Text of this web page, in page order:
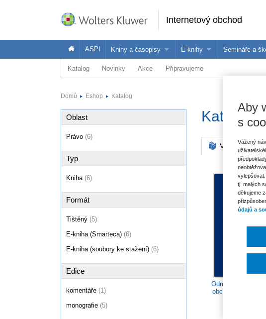
Internetový obchod
ASPI Knihy a časopisy
Knihy
E-knihy
Jak na naše e-knihy?
Semináře a
Katalog Novinky Akce Připravujeme
Domů Eshop Katalog
Katalog
Všechny
Odměňování členů
obchodních
Oblast
Právo (6)
Typ
Kniha (6)
Formát
Tištěný (5)
E-kniha (Smarteca) (6)
E-kniha (soubory ke stažení) (6)
Edice
komentáře (1)
monografie (5)
Aby
s
Vážený
tj. malých
děkujeme
údajů a